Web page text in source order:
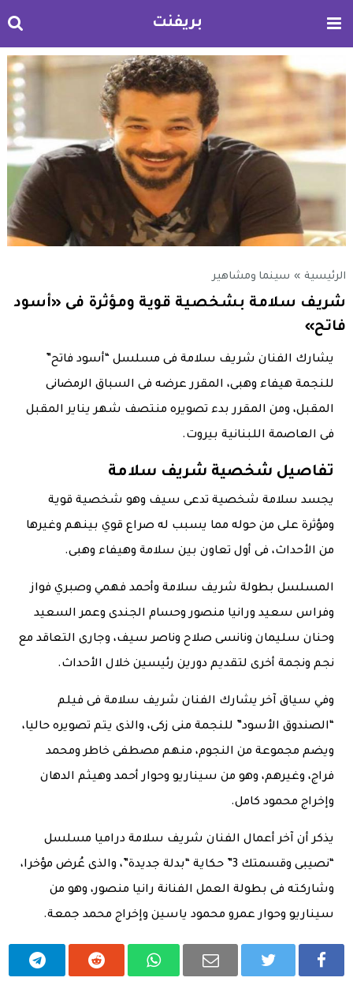
بريفنت
الرئيسية » سينما ومشاهير
شريف سلامة بشخصية قوية ومؤثرة فى «أسود
فاتح»
يشارك الفنان شريف سلامة فى مسلسل “أسود فاتح”
للنجمة هيفاء وهبى، المقرر عرضه فى السباق الرمضانى
المقبل، ومن المقرر بدء تصويره منتصف شهر يناير المقبل
فى العاصمة اللبنانية بيروت.
تفاصيل شخصية شريف سلامة
يجسد سلامة شخصية تدعى سيف وهو شخصية قوية
ومؤثرة على من حوله مما يسبب له صراع قوي بينهم وغيرها
من الأحداث، فى أول تعاون بين سلامة وهيفاء وهبى.
المسلسل بطولة شريف سلامة وأحمد فهمي وصبري فواز
وفراس سعيد ورانيا منصور وحسام الجندى وعمر السعيد
وحنان سليمان ونانسى صلاح وناصر سيف، وجارى التعاقد مع
نجم ونجمة أخرى لتقديم دورين رئيسين خلال الأحداث.
وفي سياق آخر يشارك الفنان شريف سلامة فى فيلم
“الصندوق الأسود” للنجمة منى زكى، والذى يتم تصويره حاليا،
ويضم مجموعة من النجوم، منهم مصطفى خاطر ومحمد
فراج، وغيرهم، وهو من سيناريو وحوار أحمد وهيثم الدهان
وإخراج محمود كامل.
يذكر أن آخر أعمال الفنان شريف سلامة دراميا مسلسل
“نصيبى وقسمتك 3” حكاية “بدلة جديدة”، والذى عُرض مؤخرا،
وشاركته فى بطولة العمل الفنانة رانيا منصور، وهو من
سيناريو وحوار عمرو محمود ياسين وإخراج محمد جمعة.